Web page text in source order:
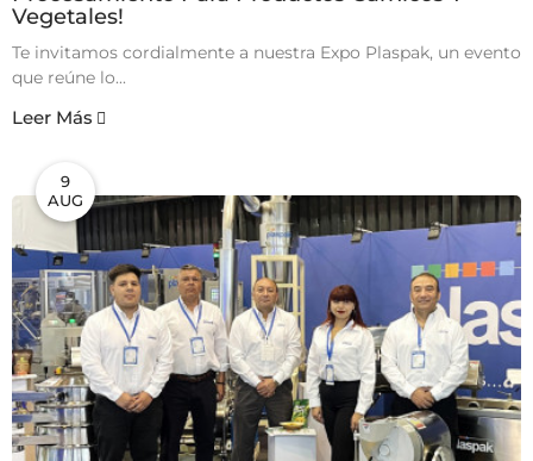
Vegetales!
Te invitamos cordialmente a nuestra Expo Plaspak, un evento
que reúne lo...
Leer Más
9
AUG